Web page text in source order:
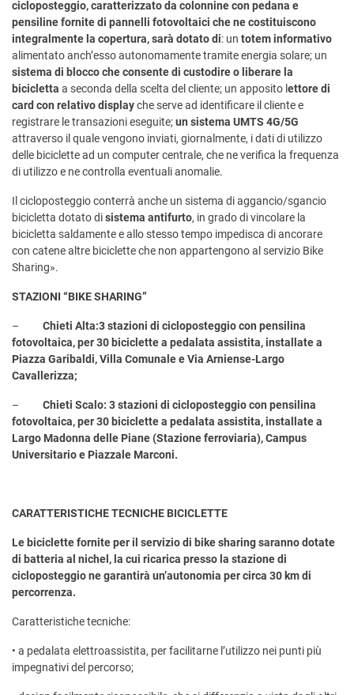
cicloposteggio, caratterizzato da colonnine con pedana e
pensiline fornite di pannelli fotovoltaici che ne costituiscono
integralmente la copertura, sarà dotato di: un totem informativo
alimentato anch’esso autonomamente tramite energia solare; un
sistema di blocco che consente di custodire o liberare la
bicicletta a seconda della scelta del cliente; un apposito l ettore di
card con relativo displayche serve ad identificare il cliente e
registrare le transazioni eseguite;un sistema UMTS 4G/5G
attraverso il quale vengono inviati, giornalmente, i dati di utilizzo
delle biciclette ad un computer centrale, che ne verifica la frequenza
di utilizzo e ne controlla eventuali anomalie.
Il cicloposteggio conterrà anche un sistema di aggancio/sgancio
bicicletta dotato disistema antifurto, in grado di vincolare la
bicicletta saldamente e allo stesso tempo impedisca di ancorare
con catene altre biciclette che non appartengono al servizio Bike
Sharing».
STAZIONI “BIKE SHARING”
– Chieti Alta:3 stazioni di cicloposteggio con pensilina
fotovoltaica,per 30 biciclette a pedalata assistita, installatea
Piazza Garibaldi, Villa Comunale e Via Arniense-Largo
Cavallerizza;
– Chieti Scalo: 3 stazioni di cicloposteggio con pensilina
fotovoltaica, per 30 biciclette a pedalata assistita, installatea
Largo Madonna delle Piane (Stazione ferroviaria), Campus
Universitario e Piazzale Marconi.
CARATTERISTICHE TECNICHE BICICLETTE
Le biciclette fornite per il servizio di bike sharing saranno dotate
di batteria al nichel, la cui ricarica presso la stazione di
cicloposteggio ne garantirà un’autonomia per circa 30 km di
percorrenza.
Caratteristiche tecniche:
• a pedalata elettroassistita, per facilitarne l’utilizzo nei punti più
impegnativi del percorso;